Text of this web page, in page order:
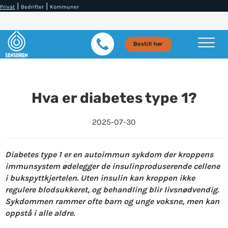
Privat | Bedrifter | Kommuner
Bestill her
Hva er diabetes type 1?
2025-07-30
Diabetes type 1 er en autoimmun sykdom der kroppens
immunsystem ødelegger de insulinproduserende cellene
i bukspyttkjertelen. Uten insulin kan kroppen ikke
regulere blodsukkeret, og behandling blir livsnødvendig.
Sykdommen rammer ofte barn og unge voksne, men kan
oppstå i alle aldre.